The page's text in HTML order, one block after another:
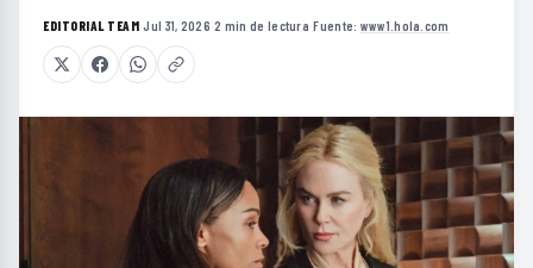
EDITORIAL TEAM·Jul 31, 2026·2 min de lectura·Fuente: www1.hola.com